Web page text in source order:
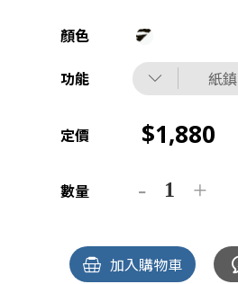
顏色
功能 紙鎮
定價 1,880
數量
加入購物車